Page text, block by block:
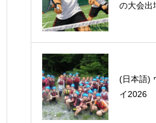
Collaboration
共同研究
molecules
革新的な分子をつくる。
(日本語) 第50回有機電子移動
化学若手の会・討論会に参
しました。
の大会出
(日本語)
イ2026
戦記
(日本語)
夏休み